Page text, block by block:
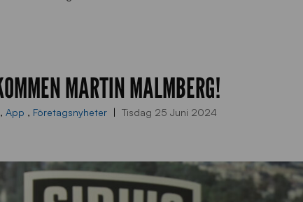
MARTIN MALMBERG!
, App , Företagsnyheter Tisdag 25 Juni 2024